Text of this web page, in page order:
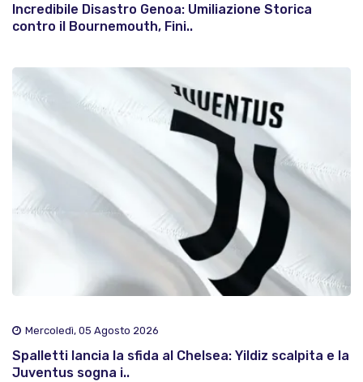
Incredibile Disastro Genoa: Umiliazione Storica
contro il Bournemouth, Fini..
Mercoledì, 05 Agosto 2026
Spalletti lancia la sfida al Chelsea: Yildiz scalpita e la
Juventus sogna i..